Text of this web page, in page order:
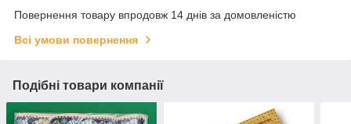
Повернення товару впродовж 14 днів за домовленістю
Всі умови повернення
Подібні товари компанії